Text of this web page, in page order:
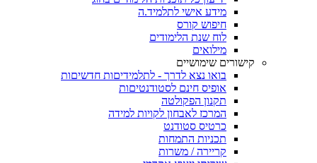
מידע אישי לתלמיד.ה
חיפוש קורס
לוח שנת הלימודים
מילואים
קישורים שימושיים
בואו נצא לדרך - לתלמידיםות חדשיםות
אופיס חינם לסטודנטיםות
תקנון הפקולטה
המרכז לאבחון לקויות למידה
כרטיס סטודנט
תכניות התמחות
קריירה / משרות